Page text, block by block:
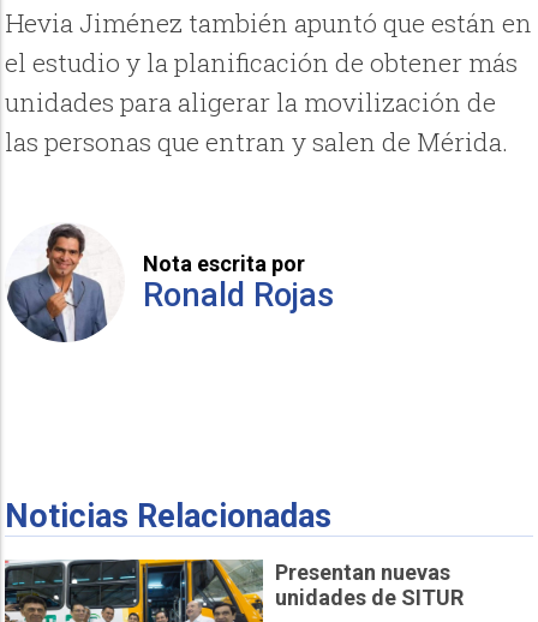
Hevia Jiménez también apuntó que están en
el estudio y la planificación de obtener más
unidades para aligerar la movilización de
las personas que entran y salen de Mérida.
Nota escrita por
Ronald Rojas
Noticias Relacionadas
Presentan nuevas
unidades de SITUR